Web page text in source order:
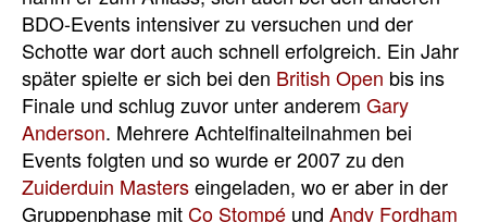
BDO-Events intensiver zu versuchen und der
Schotte war dort auch schnell erfolgreich. Ein Jahr
später spielte er sich bei den British Open bis ins
Finale und schlug zuvor unter anderem Gary
Anderson. Mehrere Achtelfinalteilnahmen bei
Events folgten und so wurde er 2007 zu den
Zuiderduin Masterseingeladen, wo er aber in der
Gruppenphase mitCo Stompé und Andy Fordham